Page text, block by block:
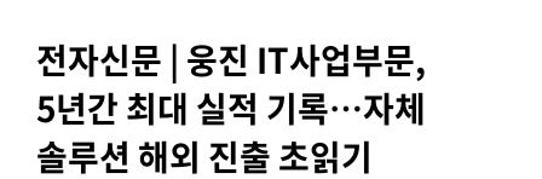
전자신문 | 웅진 IT사업부문,
5년간 최대 실적 기록…자체
솔루션 해외 진출 초읽기